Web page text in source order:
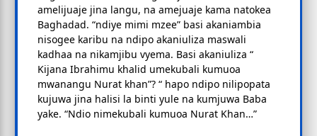
amelijuaje jina langu, na amejuaje kama natokea
Baghadad. “ndiye mimi mzee” basi akaniambia
nisogee karibu na ndipo akaniuliza maswali
kadhaa na nikamjibu vyema. Basi akaniuliza “
Kijana Ibrahimu khalid umekubali kumuoa
mwanangu Nurat khan”? “ hapo ndipo nilipopata
kujuwa jina halisi la binti yule na kumjuwa Baba
yake. “Ndio nimekubali kumuoa Nurat Khan…”